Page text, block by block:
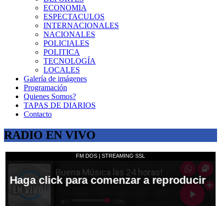
ECONOMIA
ESPECTACULOS
INTERNACIONALES
NACIONALES
POLICIALES
POLITICA
TECNOLOGÍA
LOCALES
Galería de imágenes
Programación
Quienes Somos?
TAPAS DE DIARIOS
Contacto
RADIO EN VIVO